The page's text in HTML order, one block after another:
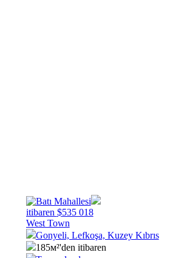
itibaren $535 018
West Town
Gonyeli, Lefkoşa, Kuzey Kıbrıs
185м²'den itibaren